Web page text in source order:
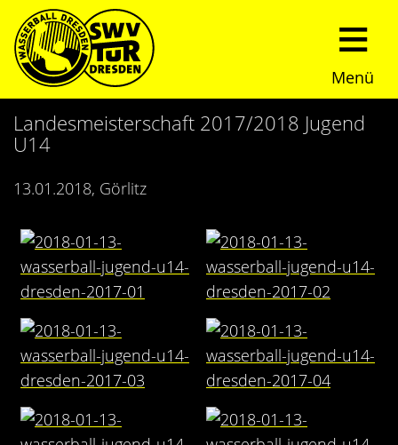
Menü
Start
Trainingszeiten
Sommerturnier
Presseberichte
Fotos
Videos
News
Nachwuchs
Fundraising
Landesmeisterschaft 2017/2018 Jugend
U14
13.01.2018, Görlitz